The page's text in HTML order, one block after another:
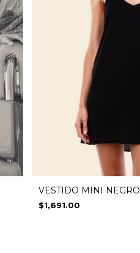
VESTIDO MINI NEGRO
$1,691.00